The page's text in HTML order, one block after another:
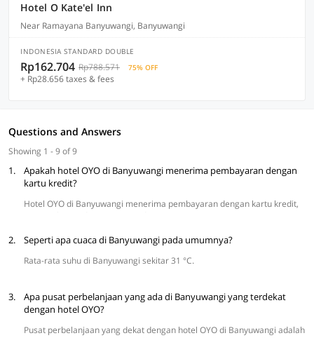
Hotel O Kate'el Inn
Near Ramayana Banyuwangi, Banyuwangi
INDONESIA STANDARD DOUBLE
Rp162.704 Rp788.571 75% OFF
+ Rp28.656 taxes & fees
Questions and Answers
Showing 1 - 9 of 9
1.
Apakah hotel OYO di Banyuwangi menerima pembayaran dengan
kartu kredit?
Hotel OYO di Banyuwangi menerima pembayaran dengan kartu kredit,
2. Seperti apa cuaca di Banyuwangi pada umumnya?
Rata-rata suhu di Banyuwangi sekitar 31 °C.
3.
Apa pusat perbelanjaan yang ada di Banyuwangi yang terdekat
dengan hotel OYO?
Pusat perbelanjaan yang dekat dengan hotel OYO di Banyuwangi adalah